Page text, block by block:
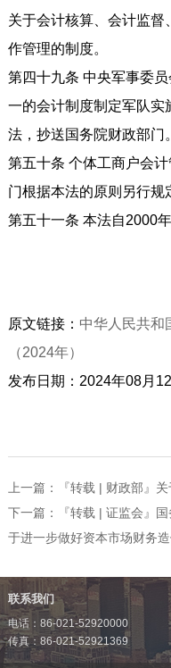
关于会计核算、会计监督
作管理的制度。
第四十九条 中央军事委
一的会计制度制定军队实
法，抄送国务院财政部门。
第五十条 个体工商户会
门根据本法的原则另行规
第五十一条 本法自2000
原文链接： 中华人民共和
（2024年）
发布日期：2024年08月
上一篇：
『转载 | 财政部』
下一篇：
『转载 | 证监会』
于进一步做好资本市场财务
联系我们
电话：86-021-52920000
传真：86-021-52921369